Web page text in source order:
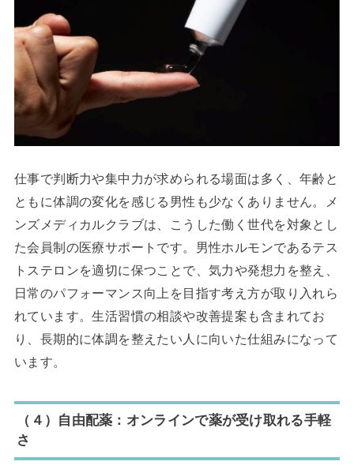
仕事で判断力や集中力が求められる場面は多く、年齢と
ともに体調の変化を感じる男性も少なくありません。メ
ンズメディカルクラブは、こうした働く世代を対象とし
た会員制の医療サポートです。男性ホルモンであるテス
トステロンを適切に保つことで、気力や発想力を整え、
日常のパフォーマンス向上を目指す考え方が取り入れら
れています。生活習慣の相談や改善提案も含まれてお
り、長期的に体調を整えたい人に向いた仕組みになって
います。
（４）自由配薬：オンラインで薬が受け取れる手軽
さ